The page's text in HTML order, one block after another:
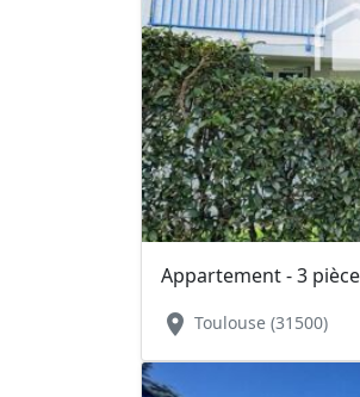
Appartement - 3
location_on Toulouse (31500)